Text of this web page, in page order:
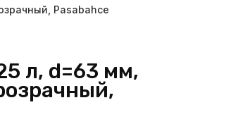
Pasabahce
л, d=63 мм,